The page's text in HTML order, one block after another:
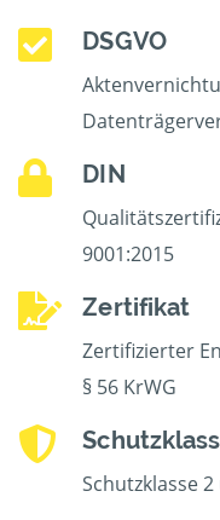
DSGVO
DIN
9001:2015
Zertifikat
Zertifizierter
§ 56 KrWG
Schutzklasse